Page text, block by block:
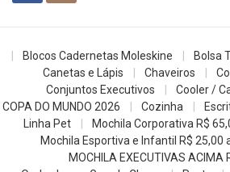
Blocos Cadernetas Moleskine Bolsa
Canetas e Lápis
Chaveiros
Conjuntos Executivos
Cooler /
COPA DO MUNDO 2026
Cozinha
Linha Pet
Mochila Corporativa R$
Mochila Esportiva e Infantil R$ 25,00
MOCHILA EXECUTIVAS ACIMA